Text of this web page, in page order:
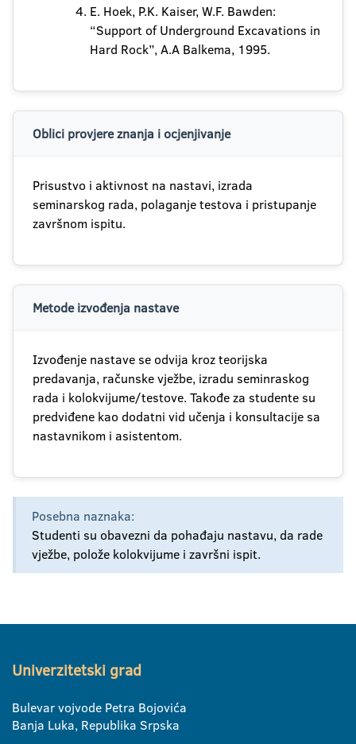
E. Hoek, P.K. Kaiser, W.F. Bawden:
“Support of Underground Excavations in
Hard Rock”, A.A Balkema, 1995.
Oblici provjere znanja i ocjenjivanje
Prisustvo i aktivnost na nastavi, izrada
seminarskog rada, polaganje testova i pristupanje
završnom ispitu.
Metode izvođenja nastave
Izvođenje nastave se odvija kroz teorijska
predavanja, računske vježbe, izradu seminraskog
rada i kolokvijume/testove. Takođe za studente su
predviđene kao dodatni vid učenja i konsultacije sa
nastavnikom i asistentom.
Posebna naznaka:
Studenti su obavezni da pohađaju nastavu, da rade
vježbe, polože kolokvijume i završni ispit.
Univerzitetski grad
Bulevar vojvode Petra Bojovića
Banja Luka, Republika Srpska